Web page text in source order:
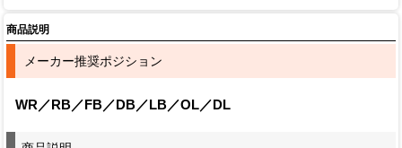
商品説明
メーカー推奨ポジション
WR／RB／FB／DB／LB／OL／DL